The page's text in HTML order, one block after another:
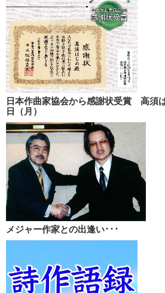
日本作曲家協会から感謝状受賞 高
日（月）
メジャー作家との出逢い･･･